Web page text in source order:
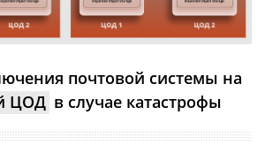
почтовой системы на
ЦОД в случае катастрофы